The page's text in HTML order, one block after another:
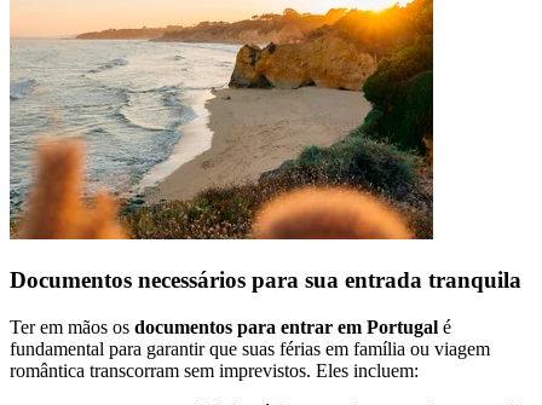
Documentos necessários para sua entrada tranquila
Ter em mãos os documentos para entrar em Portugal é
fundamental para garantir que suas férias em família ou viagem
romântica transcorram sem imprevistos. Eles incluem: